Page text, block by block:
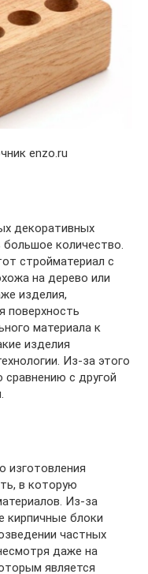
enzo.ru
декоративных
большое количество.
стройматериал с
на дерево или
изделия,
поверхность
материала к
изделия
Из-за этого
с другой
изготовления
в которую
Из-за
кирпичные блоки
частных
даже на
является